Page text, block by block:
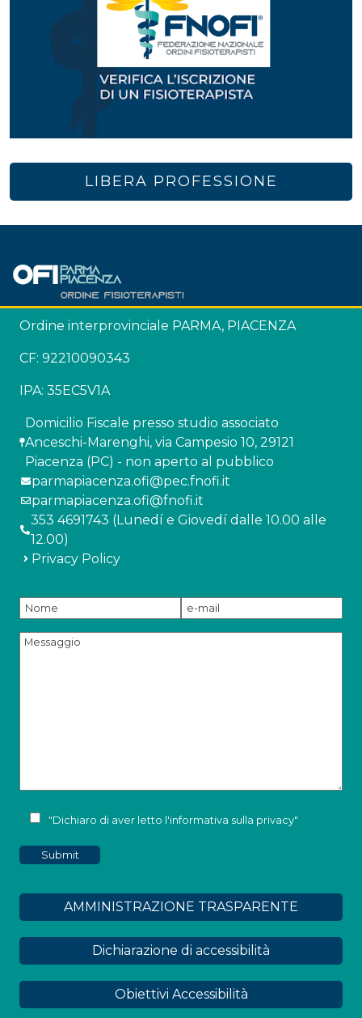
LIBERA PROFESSIONE
Ordine interprovinciale PARMA, PIACENZA
CF: 92210090343
IPA: 35EC5V1A
Domicilio Fiscale presso studio associato
Anceschi-Marenghi, via Campesio 10, 29121
Piacenza (PC) - non aperto al pubblico
parmapiacenza.ofi@pec.fnofi.it
parmapiacenza.ofi@fnofi.it
353 4691743 (Lunedí e Giovedí dalle 10.00 alle
12.00)
Privacy Policy
"Dichiaro di aver letto l'informativa sulla privacy"
AMMINISTRAZIONE TRASPARENTE
Dichiarazione di accessibilità
Obiettivi Accessibilità